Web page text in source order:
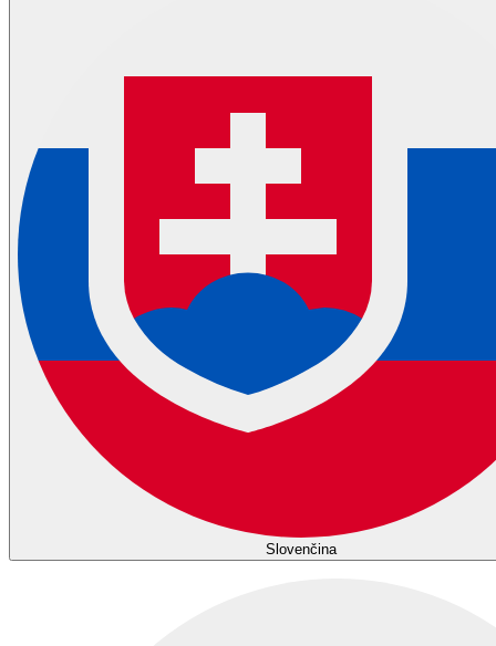
Slovenčina